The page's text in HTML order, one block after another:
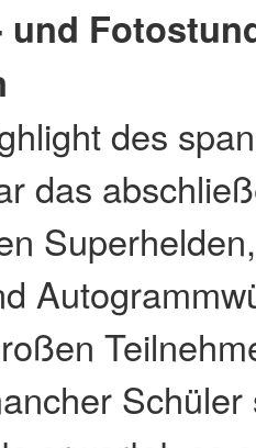
und
des
das